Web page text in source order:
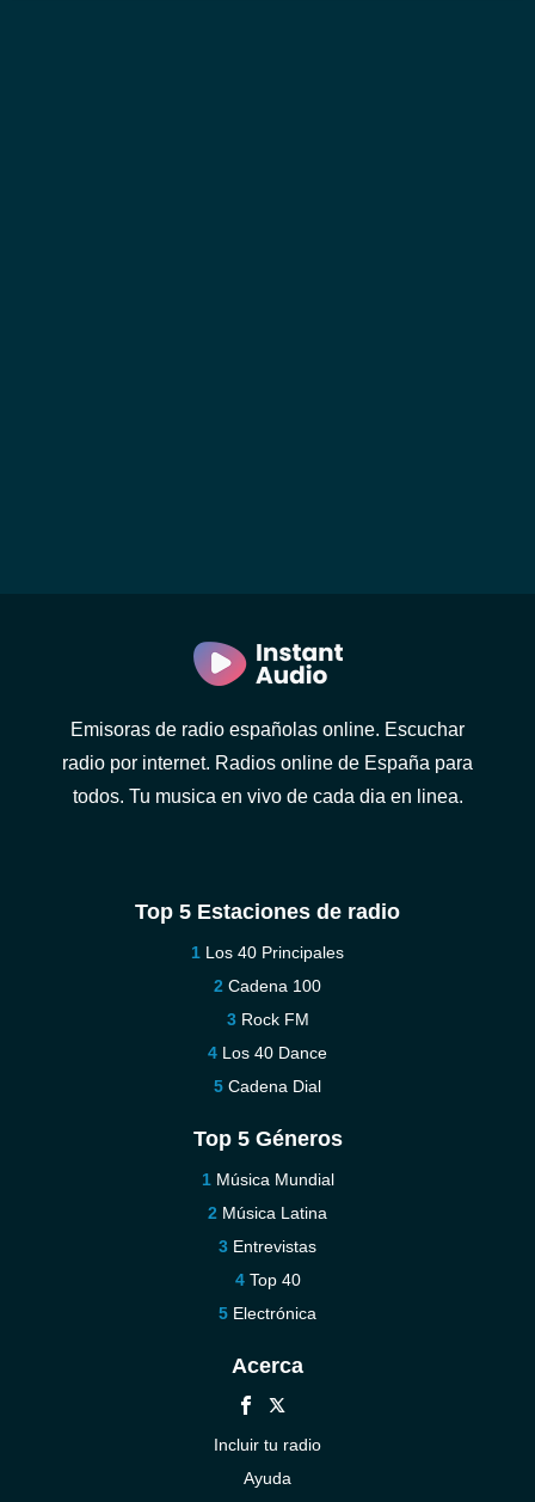
Emisoras de radio españolas online. Escuchar
radio por internet. Radios online de España para
todos. Tu musica en vivo de cada dia en linea.
Top 5 Estaciones de radio
Los 40 Principales
Cadena 100
Rock FM
Los 40 Dance
Cadena Dial
Top 5 Géneros
Música Mundial
Música Latina
Entrevistas
Top 40
Electrónica
Acerca
Incluir tu radio
Ayuda